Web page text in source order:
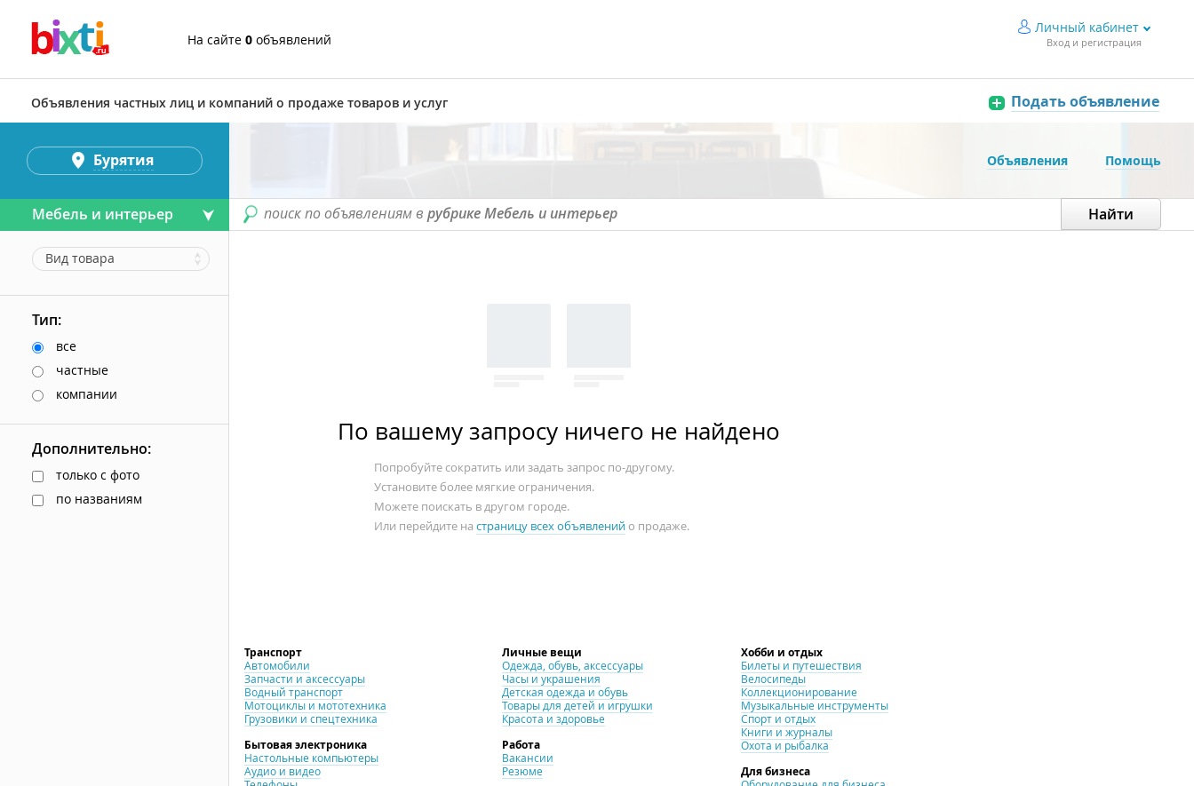
На сайте 0 объявлений
Личный кабинет
Вход и регистрация
Объявления частных лиц и компаний о продаже товаров и услуг Подать объявление
Объявления Помощь
поиск по объявлениям в рубрике Мебель и интерьер
По вашему запросу ничего не найдено
Попробуйте сократить или задать запрос по-другому.
Установите более мягкие ограничения.
Можете поискать в другом городе.
Или перейдите на страницу всех объявленийо продаже.
Транспорт
Автомобили
Запчасти и аксессуары
Водный транспорт
Мотоциклы и мототехника
Грузовики и спецтехника
Бытовая электроника
Настольные компьютеры
Аудио и видео
Личные вещи
Одежда, обувь, аксессуары
Часы и украшения
Детская одежда и обувь
Товары для детей и игрушки
Красота и здоровье
Работа
Вакансии
Резюме
Хобби и отдых
Билеты и путешествия
Велосипеды
Коллекционирование
Музыкальные инструменты
Спорт и отдых
Книги и журналы
Охота и рыбалка
Для бизнеса
Бурятия
Мебель и интерьер
Вид товара
Тип:
все
частные
компании
Дополнительно:
только с фото
по названиям